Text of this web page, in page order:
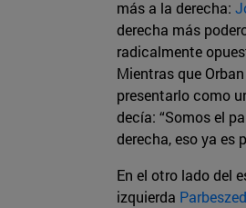
más a la derecha:
derecha más
radicalmente
Mientras que
presentarlo como
decía: “Somos el
derecha, eso ya es
En el otro lado del
izquierda Parbeszed